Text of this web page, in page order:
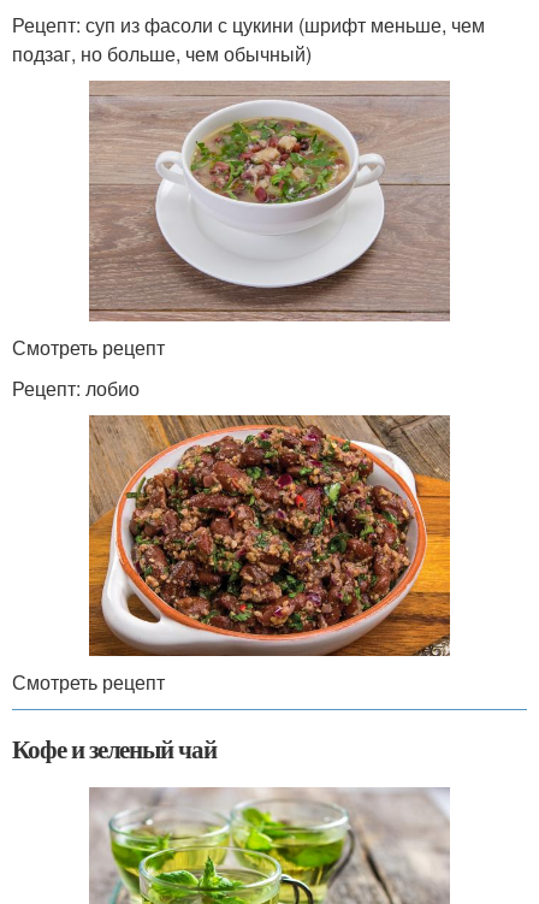
Рецепт: суп из фасоли с цукини (шрифт меньше, чем
подзаг, но больше, чем обычный)
Смотреть рецепт
Рецепт: лобио
Смотреть рецепт
Кофе и зеленый чай